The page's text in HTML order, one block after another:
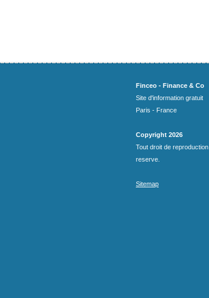
Finceo - Finance & Co
Site d'information gratuit
Paris - France
Copyright 2026
Tout droit de reproduction
reserve.
Sitemap